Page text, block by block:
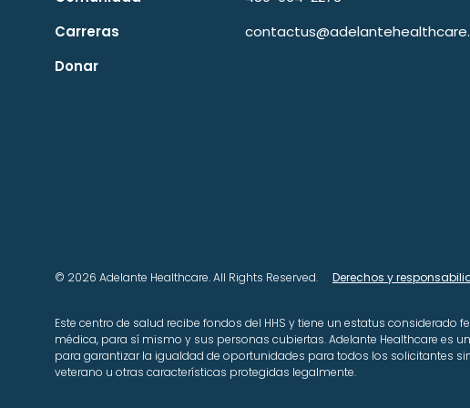
Carreras
Donar
© 2026 Adelante Healthcare. All Rights Reserved. Derechos y
Este centro de salud recibe fondos del HHS y tiene un estatus
médica, para sí mismo y sus personas cubiertas. Adelante Healthcare
para garantizar la igualdad de oportunidades para todos los solicitantes
veterano u otras características protegidas legalmente.